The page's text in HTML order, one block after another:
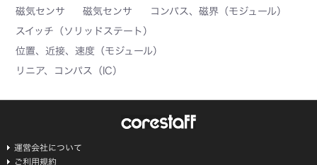
磁気センサ
磁気センサ
コンパス、磁界（モジュール）
スイッチ（ソリッドステート）
位置、近接、速度（モジュール）
リニア、コンパス（IC）
運営会社について
ご利用規約